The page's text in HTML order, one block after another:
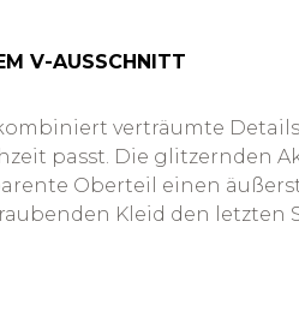
V-AUSSCHNITT
verträumte
passt. Die glitzernden
Oberteil einen
Kleid den letzten